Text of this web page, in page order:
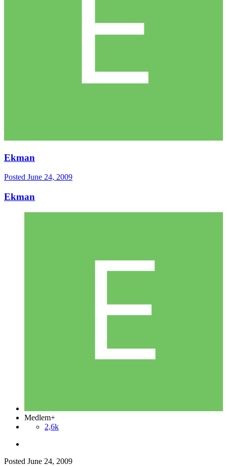
Ekman
Posted June 24, 2009
Ekman
Medlem+
2,6k
Posted June 24, 2009